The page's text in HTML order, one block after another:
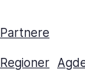
Partnere
Regioner